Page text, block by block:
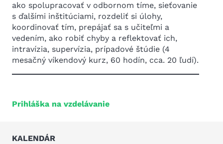
ako spolupracovať v odbornom tíme, sieťovanie
s ďalšími inštitúciami, rozdeliť si úlohy,
koordinovať tím, prepájať sa s učiteľmi a
vedením, ako robiť chyby a reflektovať ich,
intravízia, supervízia, prípadové štúdie (4
mesačný víkendový kurz, 60 hodín, cca. 20 ľudí).
Prihláška na vzdelávanie
KALENDÁR